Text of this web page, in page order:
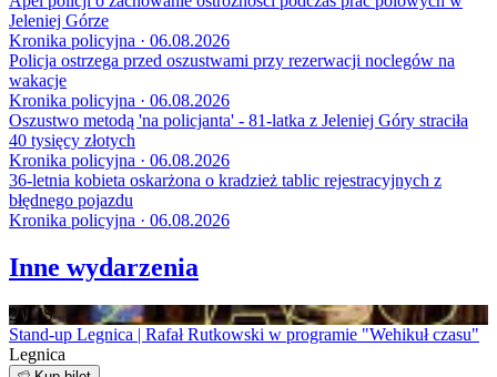
Jeleniej Górze
Kronika policyjna · 06.08.2026
Policja ostrzega przed oszustwami przy rezerwacji noclegów na
wakacje
Kronika policyjna · 06.08.2026
Oszustwo metodą 'na policjanta' - 81-latka z Jeleniej Góry straciła
40 tysięcy złotych
Kronika policyjna · 06.08.2026
36-letnia kobieta oskarżona o kradzież tablic rejestracyjnych z
błędnego pojazdu
Kronika policyjna · 06.08.2026
Inne wydarzenia
20 LIS
Stand-up Legnica | Rafał Rutkowski w programie "Wehikuł czasu"
Legnica